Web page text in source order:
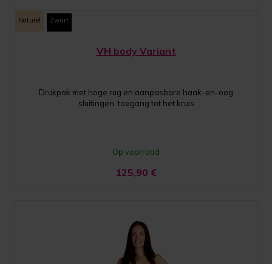
Naturel Zwart
VH body Variant
Drukpak met hoge rug en aanpasbare haak-en-oog
sluitingen, toegang tot het kruis
Op voorraad
125,90 €